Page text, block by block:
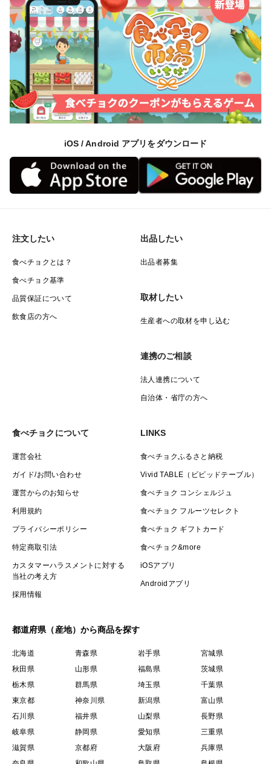
iOS / Android アプリをダウンロード
注文したい
食べチョクとは？
食べチョク基準
品質保証について
飲食店の方へ
出品したい
出品者募集
取材したい
生産者への取材を申し込む
連携のご相談
法人連携について
自治体・省庁の方へ
食べチョクについて
運営会社
ガイド/お問い合わせ
運営からのお知らせ
利用規約
プライバシーポリシー
特定商取引法
カスタマーハラスメントに対する
当社の考え方
採用情報
LINKS
食べチョクふるさと納税
Vivid TABLE（ビビッドテーブル）
食べチョク コンシェルジュ
食べチョク フルーツセレクト
食べチョク ギフトカード
食べチョク&more
iOSアプリ
Androidアプリ
都道府県（産地）から商品を探す
北海道 青森県 岩手県
宮城県
秋田県
山形県 福島県
茨城県
栃木県
群馬県 埼玉県
千葉県
東京都
神奈川県 新潟県
富山県
石川県
福井県 山梨県
長野県
岐阜県
静岡県 愛知県
三重県
滋賀県
京都府 大阪府
兵庫県